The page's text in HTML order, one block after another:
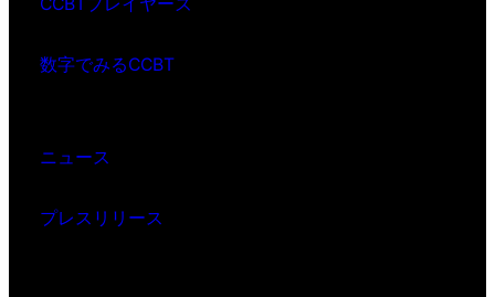
数字でみるCCBT
ニュース
プレスリリース